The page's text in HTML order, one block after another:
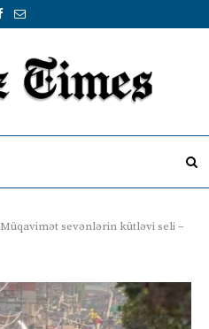
Müqavimət sevənlərin kütləvi seli –